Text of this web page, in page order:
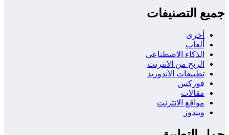
جميع التصنيفات
أخرى
ألعاب
الذكاء الاصطناعي
الربح من الانترنت
تطبيقات الأندوريد
فوركس
مقالات
مواقع الانترنت
ويندوز